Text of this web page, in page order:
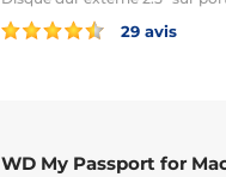
29 avis
WD My Passport for